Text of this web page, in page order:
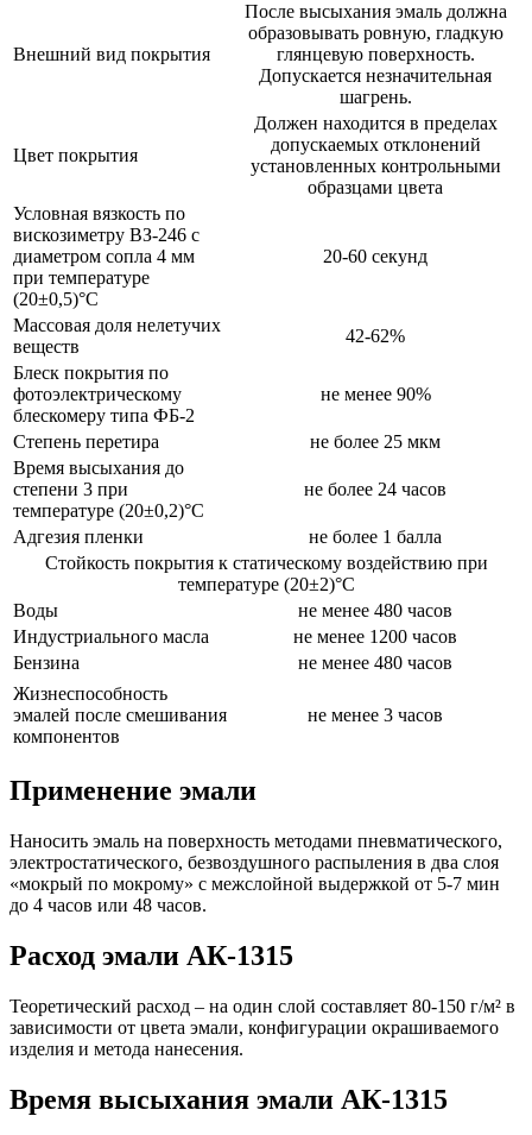
Внешний вид покрытия
После высыхания эмаль должна
образовывать ровную, гладкую
глянцевую поверхность.
Допускается незначительная
шагрень.
Цвет покрытия
Должен находится в пределах
допускаемых отклонений
установленных контрольными
образцами цвета
Условная вязкость по
вискозиметру ВЗ-246 с
диаметром сопла 4 мм
при температуре
(20±0,5)°C
20-60 секунд
Массовая доля нелетучих
веществ
42-62%
Блеск покрытия по
фотоэлектрическому
блескомеру типа ФБ-2
не менее 90%
Степень перетира
не более 25 мкм
Время высыхания до
степени 3 при
температуре (20±0,2)°C
не более 24 часов
Адгезия пленки
не более 1 балла
Стойкость покрытия к статическому воздействию при
температуре (20±2)°C
Воды
не менее 480 часов
Индустриального масла
не менее 1200 часов
Бензина
не менее 480 часов
Жизнеспособность
эмалей после смешивания
компонентов
не менее 3 часов
Применение эмали
Наносить эмаль на поверхность методами пневматического,
электростатического, безвоздушного распыления в два слоя
«мокрый по мокрому» с межслойной выдержкой от 5-7 мин
до 4 часов или 48 часов.
Расход эмали АК-1315
Теоретический расход – на один слой составляет 80-150 г/м² в
зависимости от цвета эмали, конфигурации окрашиваемого
изделия и метода нанесения.
Время высыхания эмали АК-1315